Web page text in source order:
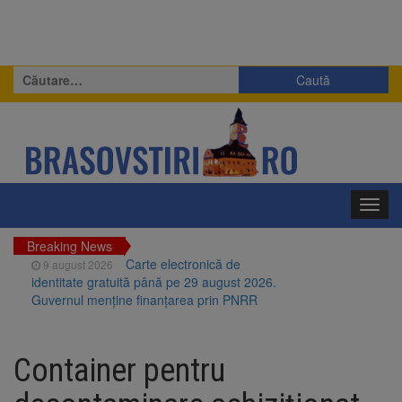
Caută
după:
Breaking News
9 august 2026
Carte electronică de
identitate gratuită până pe 29 august 2026.
Guvernul menține finanțarea prin PNRR
Brașovului vor fi restaurate. Contractul de
finanțare a fost semnat
Container pentru